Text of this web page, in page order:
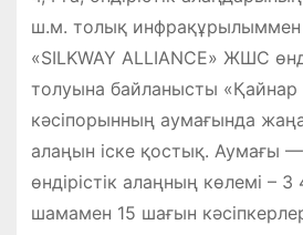
ш.м. толық инфрақұрылыммен
«SILKWAY ALLIANCE» ЖШС
толуына байланысты
кәсіпорынның аумағында жаңа
алаңын іске қостық. Аумағы
өндірістік алаңның көлемі –
шамамен 15 шағын